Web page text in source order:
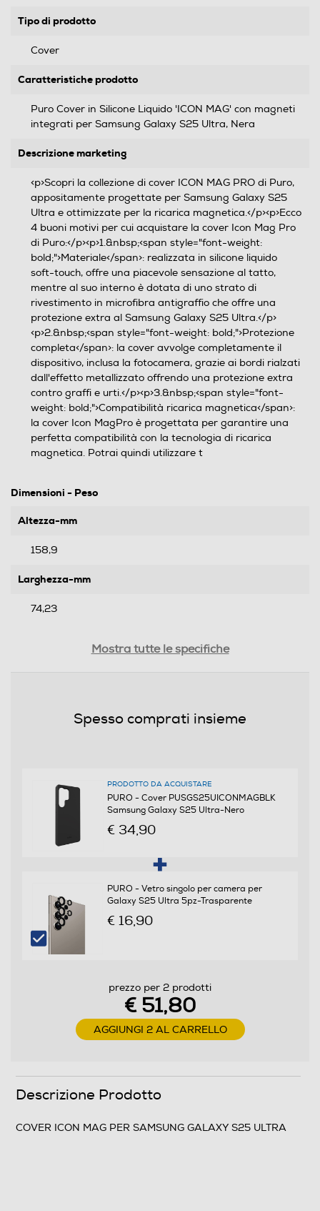
Tipo di prodotto
Cover
Caratteristiche prodotto
Puro Cover in Silicone Liquido 'ICON MAG' con magneti
integrati per Samsung Galaxy S25 Ultra, Nera
Descrizione marketing
<p>Scopri la collezione di cover ICON MAG PRO di Puro,
appositamente progettate per Samsung Galaxy S25
Ultra e ottimizzate per la ricarica magnetica.</p><p>Ecco
4 buoni motivi per cui acquistare la cover Icon Mag Pro
di Puro:</p><p>1.&nbsp;<span style="font-weight:
bold;">Materiale</span>: realizzata in silicone liquido
soft-touch, offre una piacevole sensazione al tatto,
mentre al suo interno è dotata di uno strato di
rivestimento in microfibra antigraffio che offre una
protezione extra al Samsung Galaxy S25 Ultra.</p>
<p>2.&nbsp;<span style="font-weight: bold;">Protezione
completa</span>: la cover avvolge completamente il
dispositivo, inclusa la fotocamera, grazie ai bordi rialzati
dall'effetto metallizzato offrendo una protezione extra
contro graffi e urti.</p><p>3.&nbsp;<span style="font-
weight: bold;">Compatibilità ricarica magnetica</span>:
la cover Icon MagPro è progettata per garantire una
perfetta compatibilità con la tecnologia di ricarica
magnetica. Potrai quindi utilizzare t
Dimensioni - Peso
Altezza-mm
158,9
Larghezza-mm
74,23
Clicca qui
Mostra tutte le specifiche
Spesso comprati insieme
PRODOTTO DA ACQUISTARE
PURO - Cover PUSGS25UICONMAGBLK
Samsung Galaxy S25 Ultra-Nero
€ 34,90
PURO - Vetro singolo per camera per
Galaxy S25 Ultra 5pz-Trasparente
€ 16,90
prezzo per 2 prodotti
€ 51,80
AGGIUNGI 2 AL CARRELLO
Descrizione Prodotto
COVER ICON MAG PER SAMSUNG GALAXY S25 ULTRA